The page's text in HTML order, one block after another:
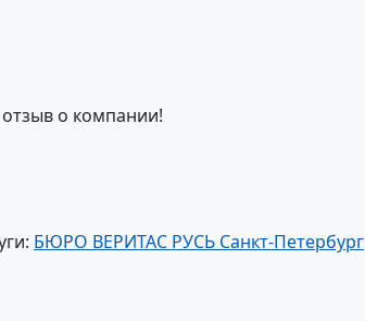
о компании!
БЮРО ВЕРИТАС РУСЬ Санкт-Петербург